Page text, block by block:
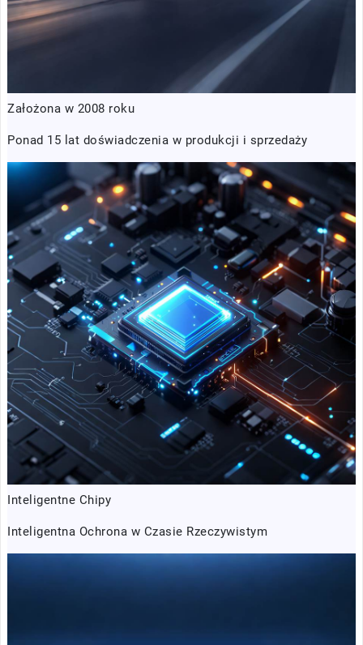
Założona w 2008 roku
Ponad 15 lat doświadczenia w produkcji i sprzedaży
Inteligentne Chipy
Inteligentna Ochrona w Czasie Rzeczywistym